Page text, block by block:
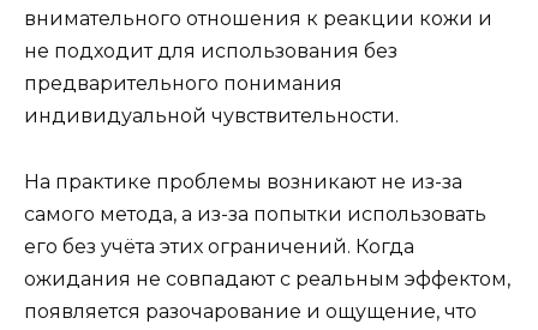
внимательного отношения к реакции кожи и
не подходит для использования без
предварительного понимания
индивидуальной чувствительности.
На практике проблемы возникают не из-за
самого метода, а из-за попытки использовать
его без учёта этих ограничений. Когда
ожидания не совпадают с реальным эффектом,
появляется разочарование и ощущение, что